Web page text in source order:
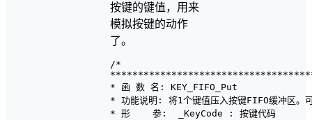
按键的键值，用来
模拟按键的动作
了。
/*
* 函 数 名: KEY_FIFO_Put
* 功能说明: 将1个键值压入按键FIFO缓冲区。
* 形    参:  _KeyCode : 按键代码